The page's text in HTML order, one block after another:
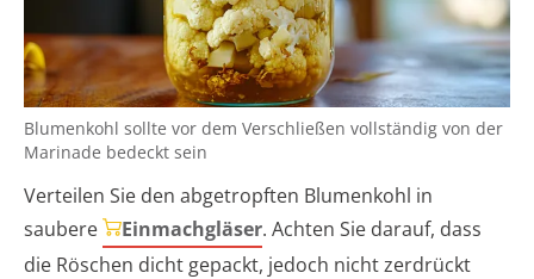
Blumenkohl sollte vor dem Verschließen vollständig von der
Marinade bedeckt sein
Verteilen Sie den abgetropften Blumenkohl in
saubere
Einmachgläser. Achten Sie darauf, dass
die Röschen dicht gepackt, jedoch nicht zerdrückt